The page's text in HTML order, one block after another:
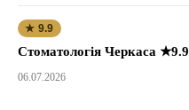
★ 9.9
Стоматологія Черкаса ★9.9
06.07.2026